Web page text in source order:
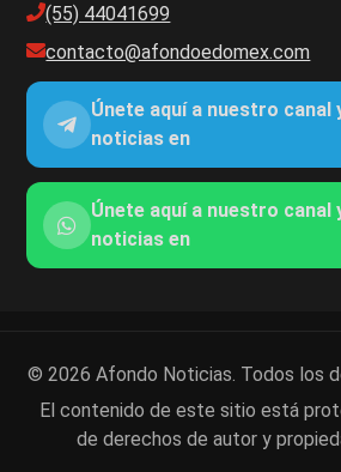
(55) 44041699
contacto@afondoedomex.com
Únete aquí a nuestro canal
noticias en
Únete aquí a nuestro canal
noticias en
© 2026 Afondo Noticias. Todos los
El contenido de este sitio está
de derechos de autor y